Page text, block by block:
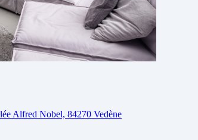
Alfred Nobel, 84270 Vedène